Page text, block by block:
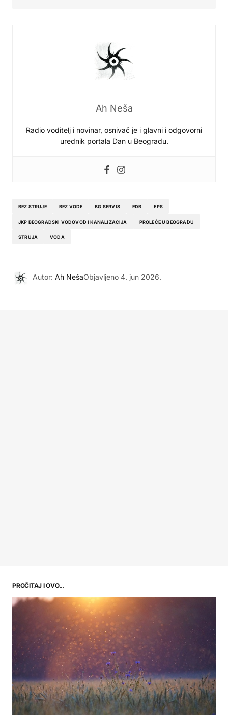
Ah Neša
Radio voditelj i novinar, osnivač je i glavni i odgovorni
urednik portala Dan u Beogradu.
BEZ STRUJE BEZ VODE BG SERVIS EDB EPS
JKP BEOGRADSKI VODOVOD I KANALIZACIJA PROLEĆE U BEOGRADU
STRUJA VODA
Autor: Ah NešaObjavljeno 4. jun 2026.
PROČITAJ I OVO...